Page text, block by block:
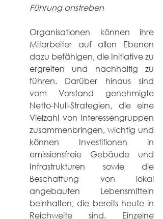
Führung anstreben
Organisationen können ihre
Mitarbeiter auf allen Ebenen
dazu befähigen, die Initiative zu
ergreifen und nachhaltig zu
führen. Darüber hinaus sind
vom Vorstand genehmigte
Netto-Null-Strategien, die eine
Vielzahl von Interessengruppen
zusammenbringen, wichtig und
können Investitionen in
emissionsfreie Gebäude und
Infrastrukturen sowie die
Beschaffung von lokal
angebauten Lebensmitteln
beinhalten, die bereits heute in
Reichweite sind. Einzelne